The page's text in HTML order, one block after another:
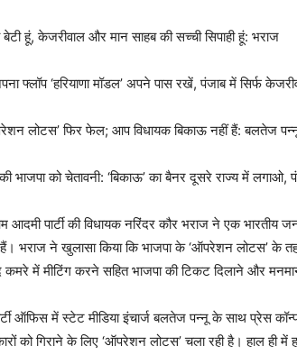
हूं, केजरीवाल और मान साहब की सच्ची सिपाही हूं: भराज
फ्लॉप ‘हरियाणा मॉडल’ अपने पास रखें, पंजाब में सिर्फ
लोटस’ फिर फेल; आप विधायक बिकाऊ नहीं हैं: बलतेज
भाजपा को चेतावनी: ‘बिकाऊ’ का बैनर दूसरे राज्य में लगाओ,
पार्टी की विधायक नरिंदर कौर भराज ने एक भारतीय
भराज ने खुलासा किया कि भाजपा के ‘ऑपरेशन लोटस’ के
में मीटिंग करने सहित भाजपा की टिकट दिलाने और
ऑफिस में स्टेट मीडिया इंचार्ज बलतेज पन्नू के साथ प्रेस
को गिराने के लिए ‘ऑपरेशन लोटस’ चला रही है। हाल ही